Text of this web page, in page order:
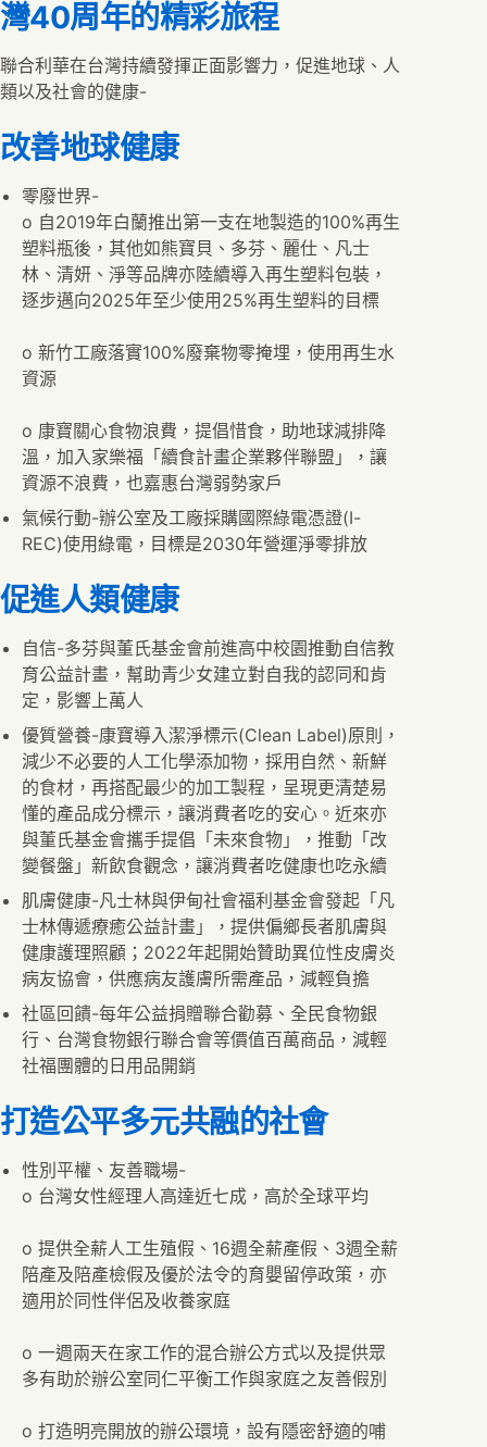
灣40周年的精彩旅程
聯合利華在台灣持續發揮正面影響力，促進地球、人
類以及社會的健康-
改善地球健康
零廢世界-
o 自2019年白蘭推出第一支在地製造的100%再生
塑料瓶後，其他如熊寶貝、多芬、麗仕、凡士
林、清妍、淨等品牌亦陸續導入再生塑料包裝，
逐步邁向2025年至少使用25%再生塑料的目標
o 新竹工廠落實100%廢棄物零掩埋，使用再生水
資源
o 康寶關心食物浪費，提倡惜食，助地球減排降
溫，加入家樂福「續食計畫企業夥伴聯盟」，讓
資源不浪費，也嘉惠台灣弱勢家戶
氣候行動-辦公室及工廠採購國際綠電憑證(I-
REC)使用綠電，目標是2030年營運淨零排放
促進人類健康
自信-多芬與董氏基金會前進高中校園推動自信教
育公益計畫，幫助青少女建立對自我的認同和肯
定，影響上萬人
優質營養-康寶導入潔淨標示(Clean Label)原則，
減少不必要的人工化學添加物，採用自然、新鮮
的食材，再搭配最少的加工製程，呈現更清楚易
懂的產品成分標示，讓消費者吃的安心。近來亦
與董氏基金會攜手提倡「未來食物」，推動「改
變餐盤」新飲食觀念，讓消費者吃健康也吃永續
肌膚健康-凡士林與伊甸社會福利基金會發起「凡
士林傳遞療癒公益計畫」，提供偏鄉長者肌膚與
健康護理照顧；2022年起開始贊助異位性皮膚炎
病友協會，供應病友護膚所需產品，減輕負擔
社區回饋-每年公益捐贈聯合勸募、全民食物銀
行、台灣食物銀行聯合會等價值百萬商品，減輕
社福團體的日用品開銷
打造公平多元共融的社會
性別平權、友善職場-
o 台灣女性經理人高達近七成，高於全球平均
o 提供全薪人工生殖假、16週全薪產假、3週全薪
陪產及陪產檢假及優於法令的育嬰留停政策，亦
適用於同性伴侶及收養家庭
o 一週兩天在家工作的混合辦公方式以及提供眾
多有助於辦公室同仁平衡工作與家庭之友善假別
o 打造明亮開放的辦公環境，設有隱密舒適的哺